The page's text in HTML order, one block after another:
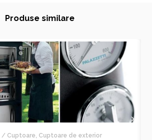
Produse similare
/ Cuptoare, Cuptoare de exterior